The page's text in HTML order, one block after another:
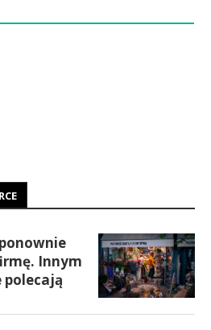
Innym
polecają